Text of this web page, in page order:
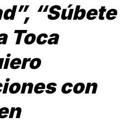
“Súbete
Toca
con